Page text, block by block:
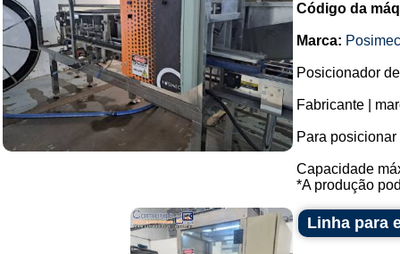
Código da
Marca: Posimec
Posicionador
Fabricante |
Para posicionar
Capacidade
*A produção
Linha para